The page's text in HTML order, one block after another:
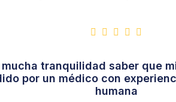
mucha tranquilidad saber que
por un médico con
humana